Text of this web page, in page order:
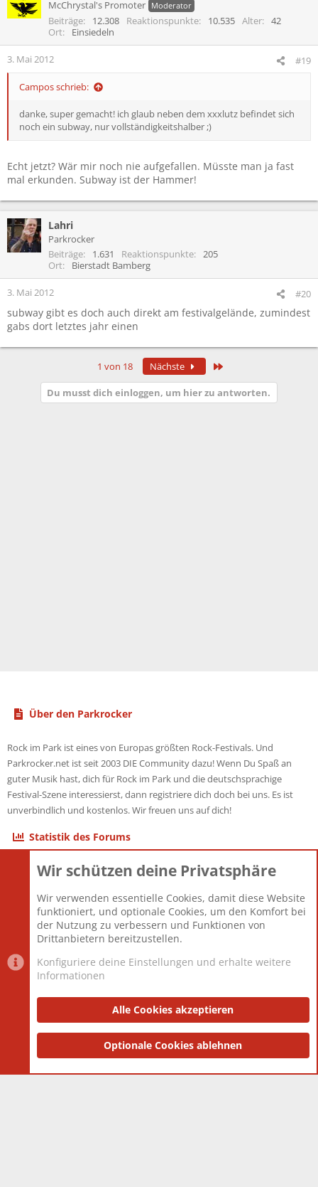
McChrystal's Promoter Moderator
Beiträge 12.308 Reaktionspunkte 10.535 Alter
42
Ort
Einsiedeln
3. Mai 2012 #19
Campos schrieb:
danke, super gemacht! ich glaub neben dem xxxlutz befindet sich
noch ein subway, nur vollständigkeitshalber ;)
Echt jetzt? Wär mir noch nie aufgefallen. Müsste man ja fast
mal erkunden. Subway ist der Hammer!
Lahri
Parkrocker
Beiträge
1.631 Reaktionspunkte
205
Ort
Bierstadt Bamberg
3. Mai 2012 #20
subway gibt es doch auch direkt am festivalgelände, zumindest
gabs dort letztes jahr einen
1 von 18 Nächste
Du musst dich einloggen, um hier zu antworten.
Über den Parkrocker
Rock im Park ist eines von Europas größten Rock-Festivals. Und
Parkrocker.net ist seit 2003 DIE Community dazu! Wenn Du Spaß an
guter Musik hast, dich für Rock im Park und die deutschsprachige
Festival-Szene interessierst, dann registriere dich doch bei uns. Es ist
unverbindlich und kostenlos. Wir freuen uns auf dich!
Statistik des Forums
Themen
Mitglieder
12.425
Neuestes Mitglied
Toddster85
Datenschutzerklärung Impressum
Community platform by XenForo® © 2010-2025 XenForo Ltd.
and add-ons by ThemeHouse
Wir schützen deine Privatsphäre
Wir verwenden essentielle Cookies, damit diese Website
funktioniert, und optionale Cookies, um den Komfort bei
der Nutzung zu verbessern und Funktionen von
Drittanbietern bereitzustellen.
Konfiguriere deine Einstellungen und erhalte weitere
Informationen
Alle Cookies akzeptieren
Optionale Cookies ablehnen